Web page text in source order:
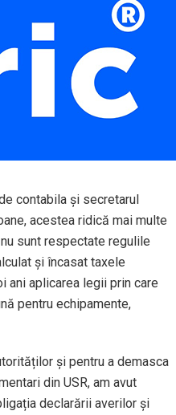
contabila și secretarul
acestea ridică mai multe
sunt respectate regulile
și încasat taxele
ani aplicarea legii prin care
pentru echipamente,
și pentru a demasca
din USR, am avut
declarării averilor și